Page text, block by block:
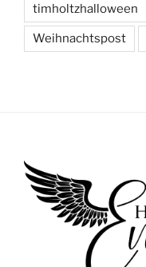
timholtzhalloween
Weihnachtspost